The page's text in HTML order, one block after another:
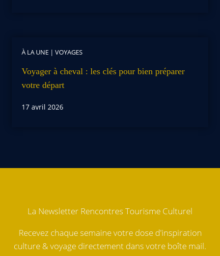
À LA UNE | VOYAGES
Voyager à cheval : les clés pour bien préparer
votre départ
17 avril 2026
La Newsletter Rencontres Tourisme Culturel
Recevez chaque semaine votre dose d'inspiration
culture & voyage directement dans votre boîte mail.